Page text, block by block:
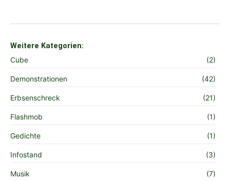
Weitere Kategorien:
Cube (2)
Demonstrationen (42)
Erbsenschreck (21)
Flashmob (1)
Gedichte (1)
Infostand (3)
Musik (7)